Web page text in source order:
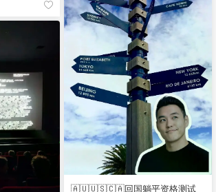
🇦🇺🇺🇸🇨🇦回国躺平资格测试